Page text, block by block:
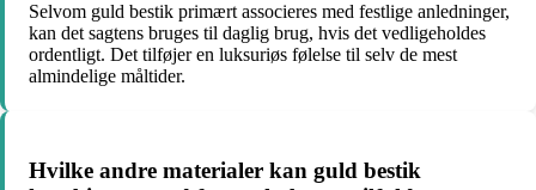
Selvom guld bestik primært associeres med festlige anledninger,
kan det sagtens bruges til daglig brug, hvis det vedligeholdes
ordentligt. Det tilføjer en luksuriøs følelse til selv de mest
almindelige måltider.
Hvilke andre materialer kan guld bestik